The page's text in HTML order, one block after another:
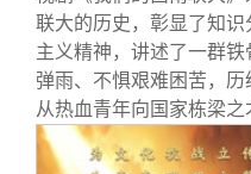
校友服务
终身学
校友总会
联大的历史，彰显了知
主义精神，讲述了一群
弹雨、不惧艰难困苦，
从热血青年向国家栋梁之